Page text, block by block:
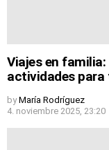
Viajes en
actividades para
by María Rodríguez
4. noviembre 2025, 23:20